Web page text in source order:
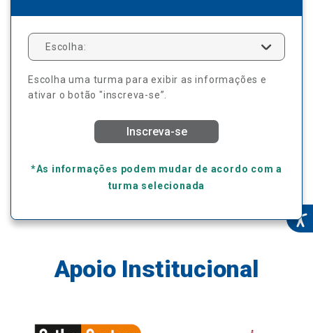
Escolha:
Escolha uma turma para exibir as informações e
ativar o botão "inscreva-se”.
Inscreva-se
*As informações podem mudar de acordo com a
turma selecionada
Apoio Institucional